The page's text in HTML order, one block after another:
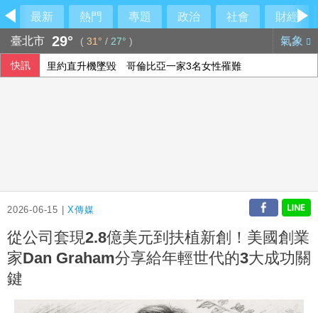
最新 熱門 專題 政治 社會
財經
臺北市 29° ( 31° / 27° ) 氣象
快訊 里約直升機墜毀 哥倫比亞一家3名女性罹難
2026-06-15 |X傳媒
從公司套現2.8億美元到扶植新創！美國創業
家Dan Graham分享給年輕世代的3大成功關
鍵